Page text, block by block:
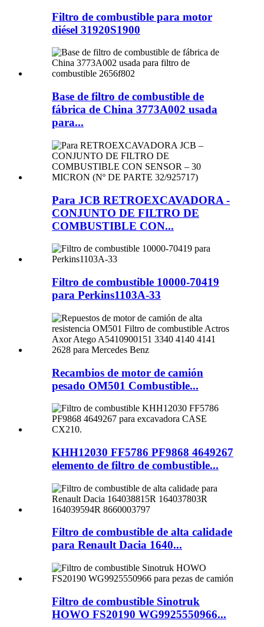
Filtro de combustible para motor
diésel 31920S1900
Base de filtro de combustible de
fábrica de China 3773A002 usada
para...
Para JCB RETROEXCAVADORA -
CONJUNTO DE FILTRO DE
COMBUSTIBLE CON...
Filtro de combustible 10000-70419
para Perkins1103A-33
Recambios de motor de camión
pesado OM501 Combustible...
KHH12030 FF5786 PF9868 4649267
elemento de filtro de combustible...
Filtro de combustible de alta calidade
para Renault Dacia 1640...
Filtro de combustible Sinotruk
HOWO FS20190 WG9925550966...